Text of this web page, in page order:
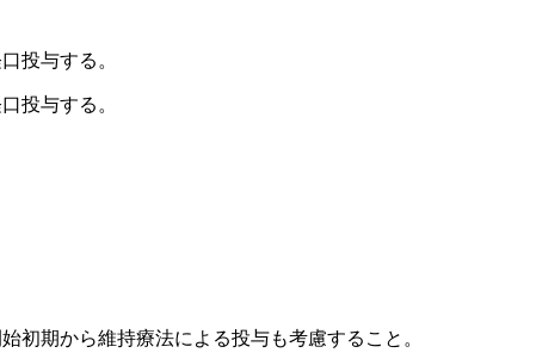
投与する。
投与する。
初期から維持療法による投与も考慮すること。